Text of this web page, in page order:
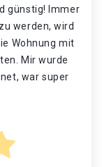
günstig! Immer
werden, wird
Wohnung mit
Mir wurde
war super